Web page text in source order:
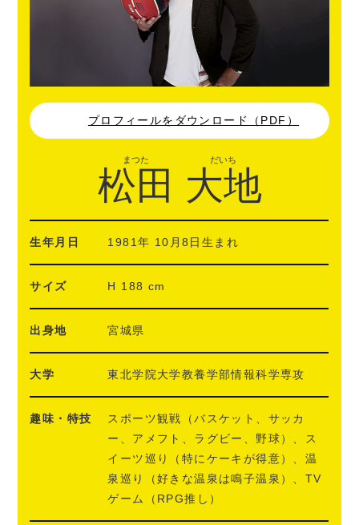
プロフィールをダウンロード（PDF）
松田
まつた
大地
だいち
生年月日 1981年 10月8日生まれ
サイズ H 188 cm
出身地 宮城県
大学 東北学院大学教養学部情報科学専攻
趣味・特技
スポーツ観戦（バスケット、サッカ
ー、アメフト、ラグビー、野球）、ス
イーツ巡り（特にケーキが得意）、温
泉巡り（好きな温泉は鳴子温泉）、TV
ゲーム（RPG推し）